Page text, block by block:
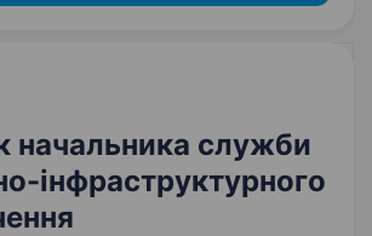
начальника служби
інфраструктурного